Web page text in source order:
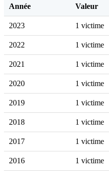
Année Valeur
2023 1 victime
2022 1 victime
2021 1 victime
2020 1 victime
2019 1 victime
2018 1 victime
2017 1 victime
2016 1 victime